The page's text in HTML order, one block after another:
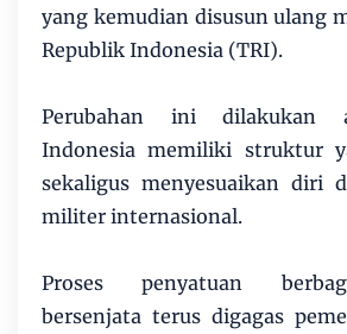
yang kemudian disusun ulang
Republik Indonesia (TRI).
Perubahan ini dilakukan
Indonesia memiliki struktur
sekaligus menyesuaikan diri
militer internasional.
Proses penyatuan
bersenjata terus digagas